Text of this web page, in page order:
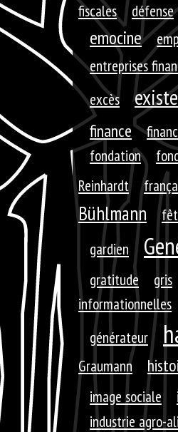
fiscales
défense
emocine
entreprises
excès
finance
fondation
Reinhardt
Bühlmann
gardien
gratitude
gris
informationnelles
générateur
Graumann
image sociale
industrie agro-